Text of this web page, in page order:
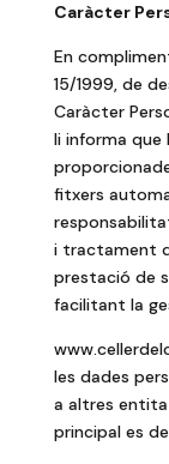
Caràcter
En
15/1999, de
Caràcter
li informa que
fitxers
i tractament
prestació de
facilitant la
les dades
a altres
principal es